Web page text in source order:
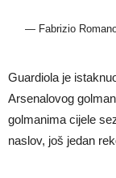
— Fabrizio
Guardiola je
Arsenalovog
golmanima cijele
naslov, još jedan